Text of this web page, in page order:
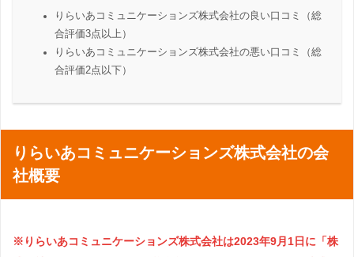
りらいあコミュニケーションズ株式会社の良い口コミ（総
合評価3点以上）
りらいあコミュニケーションズ株式会社の悪い口コミ（総
合評価2点以下）
りらいあコミュニケーションズ株式会社の会
社概要
※りらいあコミュニケーションズ株式会社は2023年9月1日に「株